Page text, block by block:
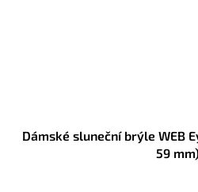
Dámské sluneční brýle WEB
59 mm)